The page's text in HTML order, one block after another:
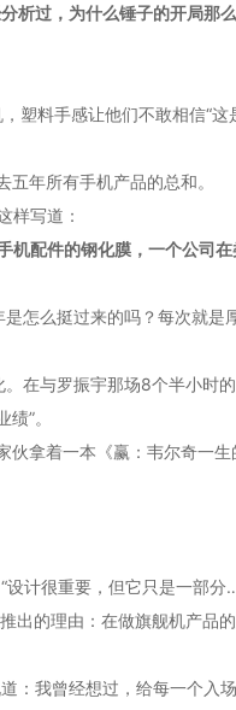
析过，为什么锤子的开局那
料手感让他们不敢相信“
年所有手机产品的总和。
样写道：
配件的钢化膜，一个公司
怎么挺过来的吗？每次就是
在与罗振宇那场8个半小时
”。
拿着一本《赢：韦尔奇一
计很重要，但它只是一部
的理由：在做旗舰机产品
：我曾经想过，给每一个入